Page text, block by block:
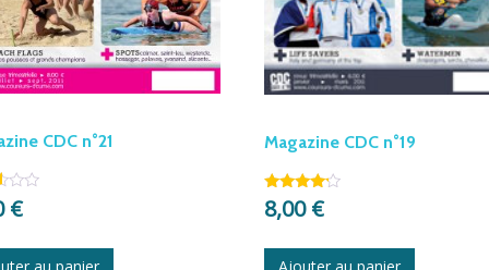
CDC n°21
€
au panier
Magazine CDC n°19
Note
4.00
8,00€